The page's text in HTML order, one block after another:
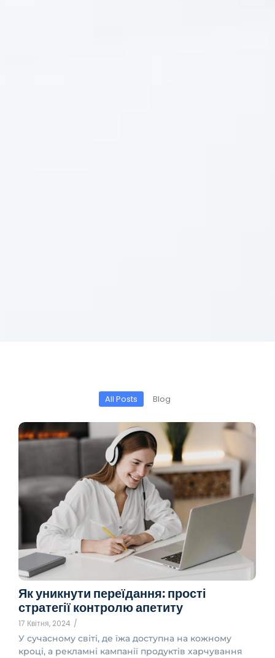
All Posts Blog
Як уникнути переїдання: прості
стратегії контролю апетиту
17 Квітня, 2024 /
У сучасному світі, де їжа доступна на кожному
кроці, а рекламні кампанії продуктів харчування